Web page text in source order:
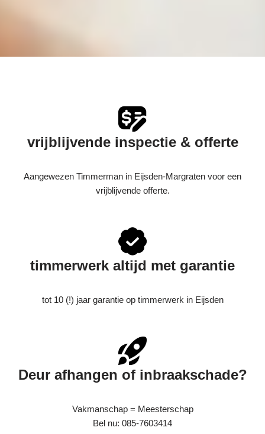
vrijblijvende inspectie & offerte
Aangewezen Timmerman in Eijsden-Margraten voor een
vrijblijvende offerte.
timmerwerk altijd met garantie
tot 10 (!) jaar garantie op timmerwerk in Eijsden
Deur afhangen of inbraakschade?
Vakmanschap = Meesterschap
Bel nu: 085-7603414